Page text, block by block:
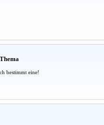
bestimmt eine!